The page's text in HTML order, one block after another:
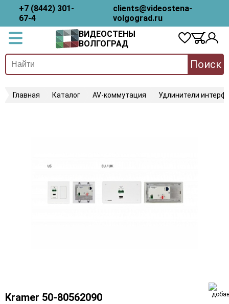
+7 (8442) 301-
67-4
clients@videostena-
volgograd.ru
ВИДЕОСТЕНЫ
ВОЛГОГРАД
Поиск
Главная Каталог AV-коммутация Удлинители
Kramer 50-80562090